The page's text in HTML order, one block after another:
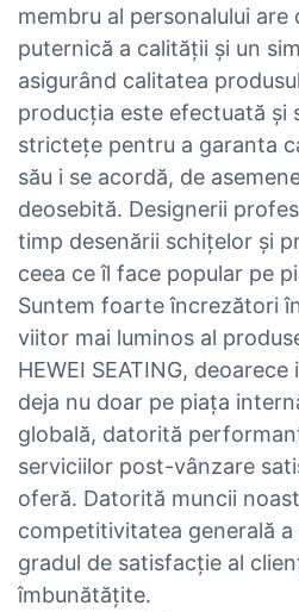
membru al personalului
puternică a calității și un
asigurând calitatea
producția este efectuată și
strictețe pentru a garanta
său i se acordă, de
deosebită. Designerii
timp desenării schițelor și
ceea ce îl face popular pe
Suntem foarte încrezători
viitor mai luminos al
HEWEI SEATING,
deja nu doar pe piața
globală, datorită
serviciilor post-vânzare
oferă. Datorită muncii
competitivitatea generală
gradul de satisfacție al
îmbunătățite.